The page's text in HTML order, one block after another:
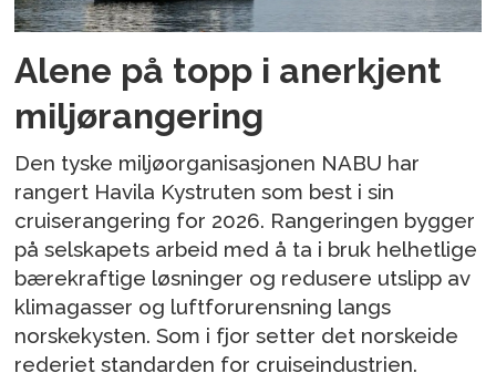
Alene på topp i anerkjent
miljørangering
Den tyske miljøorganisasjonen NABU har
rangert Havila Kystruten som best i sin
cruiserangering for 2026. Rangeringen bygger
på selskapets arbeid med å ta i bruk helhetlige
bærekraftige løsninger og redusere utslipp av
klimagasser og luftforurensning langs
norskekysten. Som i fjor setter det norskeide
rederiet standarden for cruiseindustrien.